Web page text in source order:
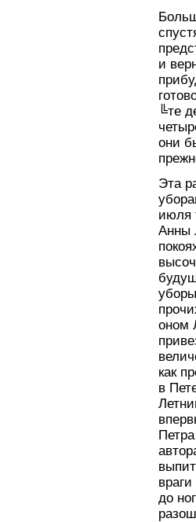
и
╚те
они
Эта
июля
Анны
оном
как
в
до